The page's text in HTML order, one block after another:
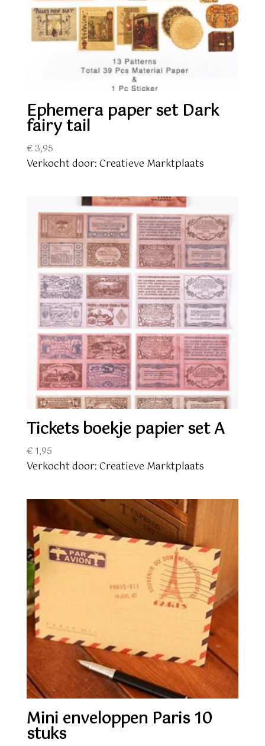
Ephemera paper set Dark
fairy tail
€3,95
Verkocht door: Creatieve Marktplaats
Tickets boekje papier set A
€1,95
Verkocht door: Creatieve Marktplaats
Mini enveloppen Paris 10
stuks